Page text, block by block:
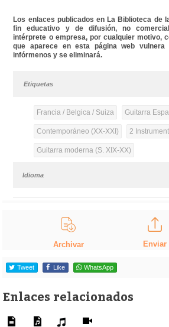
Los enlaces publicados en La Biblioteca de
fin educativo y de difusión, no
intérprete o empresa, por cualquier motivo,
que aparece en esta página web vulnera
infórmenos y se eliminará.
Etiquetas
Francia / Belgica / Suiza Guitarra
Contemporáneo (XX-XXI) 2
Guitarra moderna (S. XIX-XX)
Idioma
Archivar Enviar
Tweet Like WhatsApp
Enlaces relacionados